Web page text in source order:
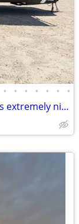
• • • • • • •
2013 Outback 36 half ft 3 superslide outs extremely nice and clean